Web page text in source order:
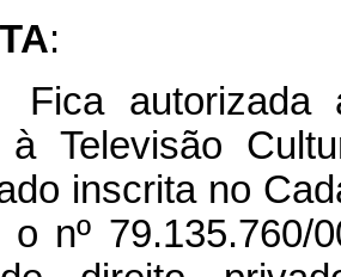
:
autorizada
à Televisão
inscrita no
nº 79.135.760/